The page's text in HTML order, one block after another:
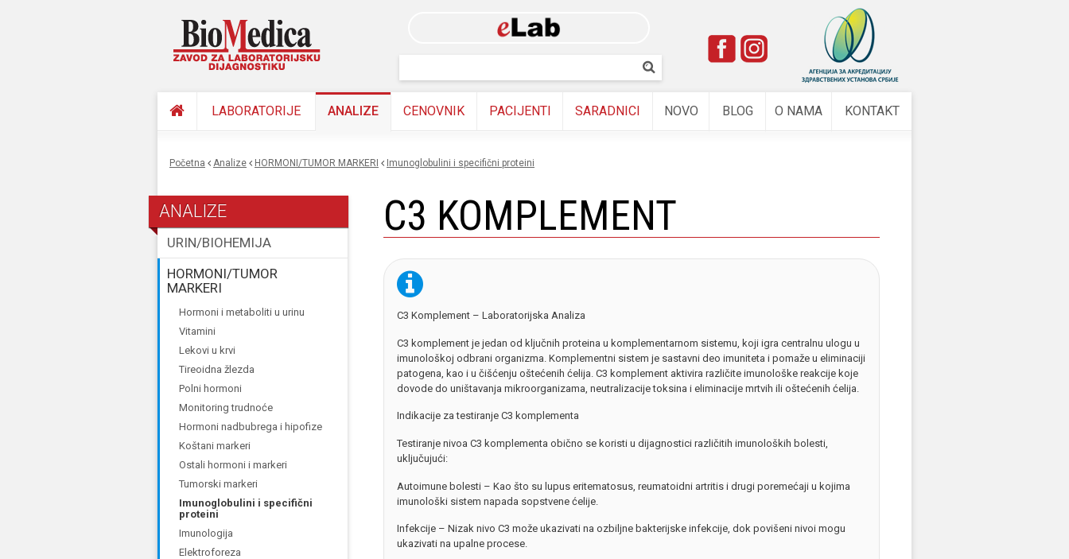
main
content
Pretraživanje
LABORATORIJE ANALIZE CENOVNIK PACIJENTI SARADNICI NOVO BLOG O NAMA KONTAKT
Početna Analize HORMONI/TUMOR MARKERI imunoglobulini i specifični proteini
C3 KOMPLEMENT
C3 Komplement – Laboratorijska Analiza
C3 komplement je jedan od ključnih proteina u komplementarnom sistemu, koji igra centralnu ulogu u
imunološkoj odbrani organizma. Komplementni sistem je sastavni deo imuniteta i pomaže u eliminaciji
patogena, kao i u čišćenju oštećenih ćelija. C3 komplement aktivira različite imunološke reakcije koje
dovode do uništavanja mikroorganizama, neutralizacije toksina i eliminacije mrtvih ili oštećenih ćelija.
Indikacije za testiranje C3 komplementa
Testiranje nivoa C3 komplementa obično se koristi u dijagnostici različitih imunoloških bolesti,
uključujući:
Autoimune bolesti – Kao što su lupus eritematosus, reumatoidni artritis i drugi poremećaji u kojima
imunološki sistem napada sopstvene ćelije.
Infekcije – Nizak nivo C3 može ukazivati na ozbiljne bakterijske infekcije, dok povišeni nivoi mogu
ukazivati na upalne procese.
ANALIZE
URIN/BIOHEMIJA
HORMONI/TUMOR
MARKERI
hormoni i metaboliti u urinu
vitamini
lekovi u krvi
tireoidna žlezda
polni hormoni
monitoring trudnoće
hormoni nadbubrega i hipofize
koštani markeri
ostali hormoni i markeri
tumorski markeri
imunoglobulini i specifični
proteini
imunologija
elektroforeza